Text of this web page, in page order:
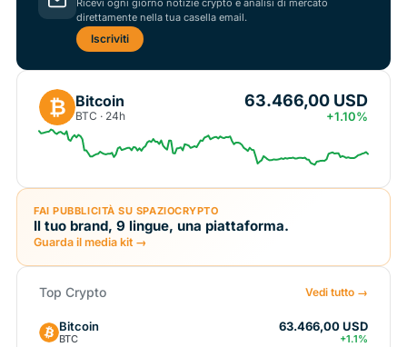
Ricevi ogni giorno notizie crypto e analisi di mercato
direttamente nella tua casella email.
Iscriviti
₿ Bitcoin
BTC · 24h
63.466,00 USD
+1.10%
FAI PUBBLICITÀ SU SPAZIOCRYPTO
Il tuo brand, 9 lingue, una piattaforma.
Guarda il media kit →
Top Crypto Vedi tutto →
Bitcoin
BTC
63.466,00 USD
+1.1%